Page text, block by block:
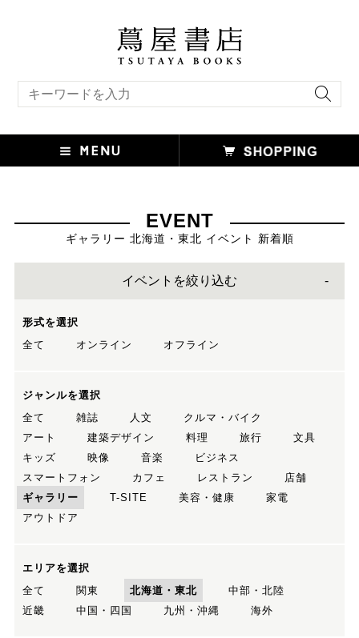
EVENT
ギャラリー 北海道・東北 イベント 新着順
イベントを絞り込む
形式を選択
全て
オンライン オフライン
ジャンルを選択
全て
雑誌 人文
クルマ・バイク
アート
建築デザイン 料理 旅行
文具
キッズ
映像 音楽
ビジネス
スマートフォン
カフェ レストラン
店舗
ギャラリー
T-SITE 美容・健康
家電
アウトドア
エリアを選択
全て
関東 北海道・東北
中部・北陸
近畿
中国・四国 九州・沖縄 海外